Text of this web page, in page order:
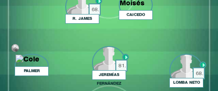
68.
R. JAMES
CAICEDO
PALMER
81.
JEREMÍAS
FERNÁNDEZ
68.
LOMBA NETO